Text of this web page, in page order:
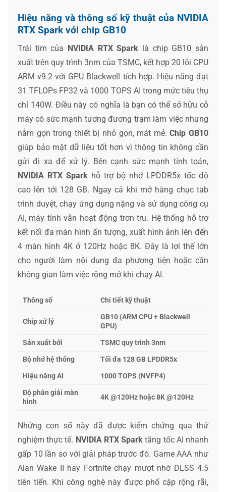
Hiệu năng và thông số kỹ thuật của NVIDIA
RTX Spark với chip GB10
Trái tim của NVIDIA RTX Spark là chip GB10 sản
xuất trên quy trình 3nm của TSMC, kết hợp 20 lõi CPU
ARM v9.2 với GPU Blackwell tích hợp. Hiệu năng đạt
31 TFLOPs FP32 và 1000 TOPS AI trong mức tiêu thụ
chỉ 140W. Điều này có nghĩa là bạn có thể sở hữu cỗ
máy có sức mạnh tương đương trạm làm việc nhưng
nằm gọn trong thiết bị nhỏ gọn, mát mẻ.Chip GB10
giúp bảo mật dữ liệu tốt hơn vì thông tin không cần
gửi đi xa để xử lý. Bên cạnh sức mạnh tính toán,
NVIDIA RTX Sparkhỗ trợ bộ nhớ LPDDR5x tốc độ
cao lên tới 128 GB. Ngay cả khi mở hàng chục tab
trình duyệt, chạy ứng dụng nặng và sử dụng công cụ
AI, máy tính vẫn hoạt động trơn tru. Hệ thống hỗ trợ
kết nối đa màn hình ấn tượng, xuất hình ảnh lên đến
4 màn hình 4K ở 120Hz hoặc 8K. Đây là lợi thế lớn
cho người làm nội dung đa phương tiện hoặc cần
không gian làm việc rộng mở khi chạy AI.
Thông số Chi tiết kỹ thuật
Chip xử lý
GB10 (ARM CPU + Blackwell
GPU)
Sản xuất bởi
TSMC quy trình 3nm
Bộ nhớ hệ thống
Tối đa 128 GB LPDDR5x
Hiệu năng AI
1000 TOPS (NVFP4)
Độ phân giải màn
hình
4K @120Hz hoặc 8K @120Hz
Những con số này đã được kiểm chứng qua thử
nghiệm thực tế. NVIDIA RTX Spark tăng tốc AI nhanh
gấp 10 lần so với giải pháp trước đó. Game AAA như
Alan Wake II hay Fortnite chạy mượt nhờ DLSS 4.5
tiên tiến. Khi công nghệ này được phổ cập rộng rãi,